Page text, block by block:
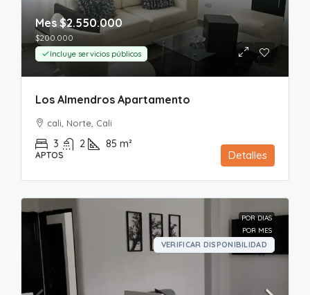
Mes $2.550.000
$200.000
Incluye servicios públicos
Los Almendros Apartamento
cali, Norte, Cali
3 2 85 m²
APTOS Detalles
POR DIAS
POR MES
VERIFICAR DISPONIBILIDAD